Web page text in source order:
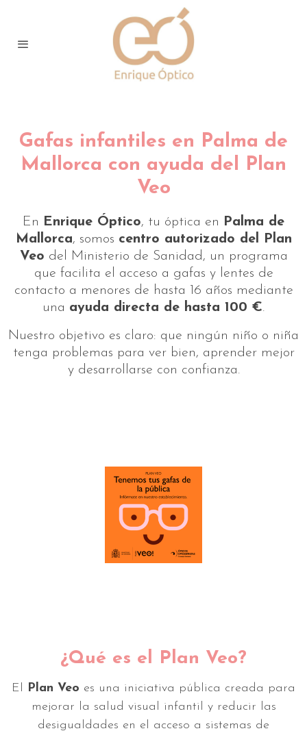
Gafas infantiles en Palma de
Mallorca con ayuda del Plan
Veo
En Enrique Óptico, tu óptica en Palma de
Mallorca, somos centro autorizado del Plan
Veo del Ministerio de Sanidad, un programa
que facilita el acceso a gafas y lentes de
contacto a menores de hasta 16 años mediante
una ayuda directa de hasta 100 €.
Nuestro objetivo es claro: que ningún niño o niña
tenga problemas para ver bien, aprender mejor
y desarrollarse con confianza.
¿Qué es el Plan Veo?
El Plan Veo es una iniciativa pública creada para
mejorar la salud visual infantil y reducir las
desigualdades en el acceso a sistemas de